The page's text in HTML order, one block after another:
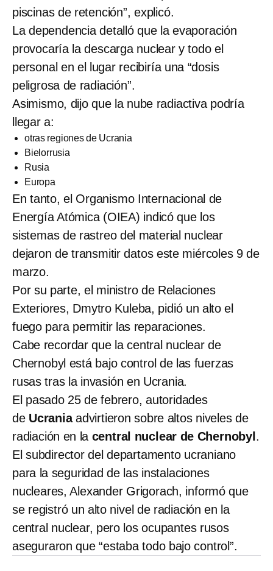
piscinas de retención”, explicó.
La dependencia detalló que la evaporación
provocaría la descarga nuclear y todo el
personal en el lugar recibiría una “dosis
peligrosa de radiación”.
Asimismo, dijo que la nube radiactiva podría
llegar a:
otras regiones de Ucrania
Bielorrusia
Rusia
Europa
En tanto, el Organismo Internacional de
Energía Atómica (OIEA) indicó que los
sistemas de rastreo del material nuclear
dejaron de transmitir datos este miércoles 9 de
marzo.
Por su parte, el ministro de Relaciones
Exteriores, Dmytro Kuleba, pidió un alto el
fuego para permitir las reparaciones.
Cabe recordar que la central nuclear de
Chernobyl está bajo control de las fuerzas
rusas tras la invasión en Ucrania.
El pasado 25 de febrero, autoridades
de Ucraniaadvirtieron sobre altos niveles de
radiación en la central nuclear de Chernobyl .
El subdirector del departamento ucraniano
para la seguridad de las instalaciones
nucleares, Alexander Grigorach, informó que
se registró un alto nivel de radiación en la
central nuclear, pero los ocupantes rusos
aseguraron que “estaba todo bajo control”.